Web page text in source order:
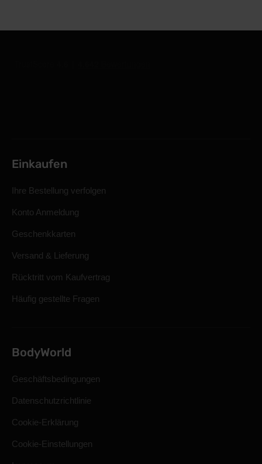
Einkaufen
Ihre Bestellung verfolgen
Konto Anmeldung
Geschenkkarten
Versand & Lieferung
Rücktritt vom Kaufvertrag
Häufig gestellte Fragen
BodyWorld
Geschäftsbedingungen
Datenschutzrichtlinie
Cookie-Erklärung
Cookie-Einstellungen